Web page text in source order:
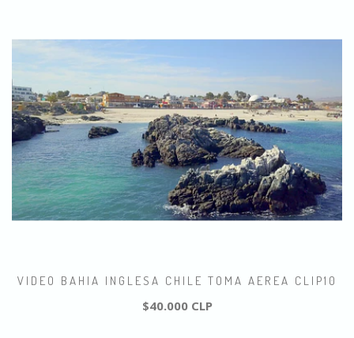
VIDEO BAHIA INGLESA CHILE TOMA AEREA CLIP10
$40.000 CLP